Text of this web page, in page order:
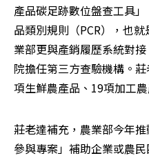
產品碳足跡數位盤查工具
品類別規則（PCR），也
業部更與產銷履歷系統對
院擔任第三方查驗機構。
項生鮮農產品、19項加工
莊老達補充，農業部今年
參與專案」補助企業或農